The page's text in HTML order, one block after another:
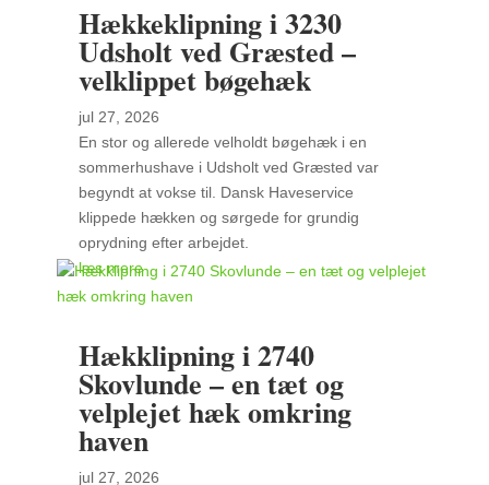
Hækkeklipning i 3230
Udsholt ved Græsted –
velklippet bøgehæk
jul 27, 2026
En stor og allerede velholdt bøgehæk i en
sommerhushave i Udsholt ved Græsted var
begyndt at vokse til. Dansk Haveservice
klippede hækken og sørgede for grundig
oprydning efter arbejdet.
læs mere
Hækklipning i 2740
Skovlunde – en tæt og
velplejet hæk omkring
haven
jul 27, 2026